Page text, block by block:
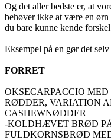
Og det aller bedste er, at
behøver ikke at være en ørn
du bare kunne kende
Eksempel på en gør det selv
FORRET
OKSECARPACCIO
RØDDER, VARIATION
CASHEWNØDDER
-KOLDHÆVET BRØD
FULDKORNSBRØD